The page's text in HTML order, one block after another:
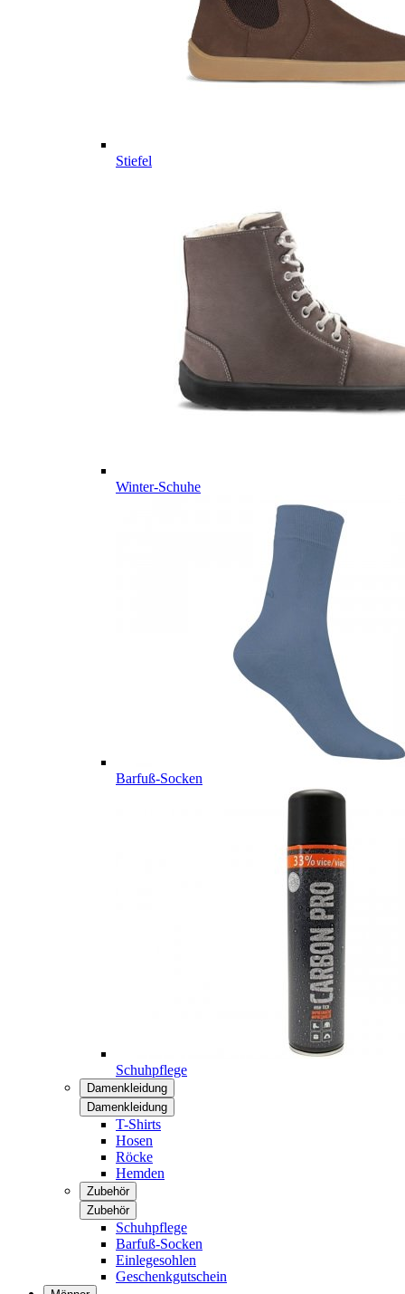
Stiefel
Winter-Schuhe
Barfuß-Socken
Schuhpflege
Damenkleidung
Damenkleidung
T-Shirts
Hosen
Röcke
Hemden
Zubehör
Zubehör
Schuhpflege
Barfuß-Socken
Einlegesohlen
Geschenkgutschein